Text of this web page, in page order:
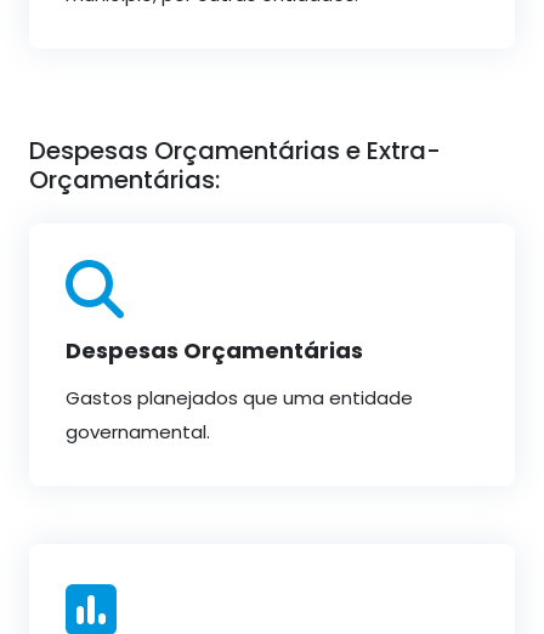
Despesas Orçamentárias e Extra-
Orçamentárias:
Despesas Orçamentárias
Gastos planejados que uma entidade
governamental.